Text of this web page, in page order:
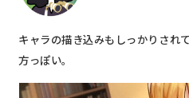
キャラの描き込みもしっかりされ
方っぽい。